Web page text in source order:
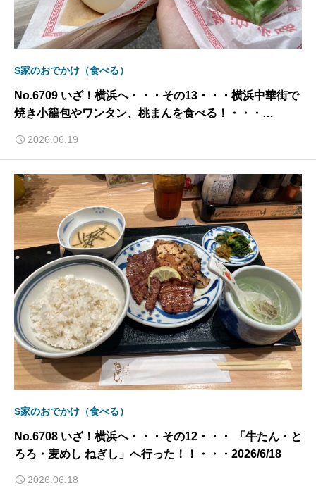
S家のおでかけ（食べる）
No.6709 いざ！横浜へ・・・その13・・・横浜中華街で
焼き小籠包やワンタン、桃まんを食べる！・・・
2026.06.19
S家のおでかけ（食べる）
No.6708 いざ！横浜へ・・・その12・・・ 「牛たん・と
ろろ・麦めし ねぎし」へ行った！！・・・2026/6/18
2026.06.18